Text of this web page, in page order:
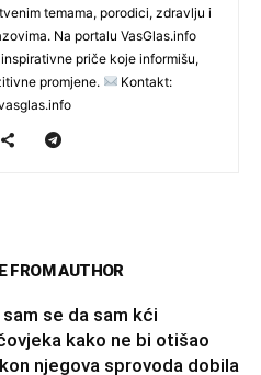
temama, porodici, zdravlju i
Na portalu VasGlas.info
priče koje informišu,
promjene.
Kontakt:
FROM AUTHOR
se da sam kći
kako ne bi otišao
njegova sprovoda dobila